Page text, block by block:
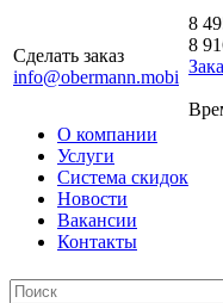
Сделать заказ
info@obermann.mobi
8
8
О компании
Услуги
Система скидок
Новости
Вакансии
Контакты